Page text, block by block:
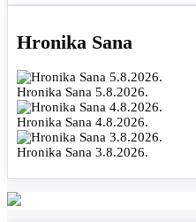
Hronika Sana
Hronika Sana 5.8.2026.
Hronika Sana 4.8.2026.
Hronika Sana 3.8.2026.